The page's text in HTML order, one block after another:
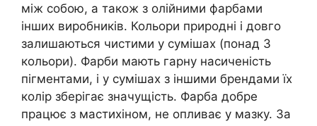
між собою, а також з олійними фарбами
інших виробників. Кольори природні і довго
залишаються чистими у сумішах (понад 3
кольори). Фарби мають гарну насиченість
пігментами, і у сумішах з іншими брендами їх
колір зберігає значущість. Фарба добре
працює з мастихіном, не опливає у мазку. За